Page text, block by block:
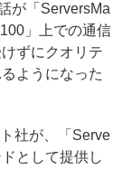
が「ServersMa
」上での通信
ずにクオリテ
ようになった
社が、「Serve
として提供し